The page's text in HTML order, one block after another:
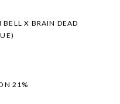
BELL X BRAIN DEAD
21%